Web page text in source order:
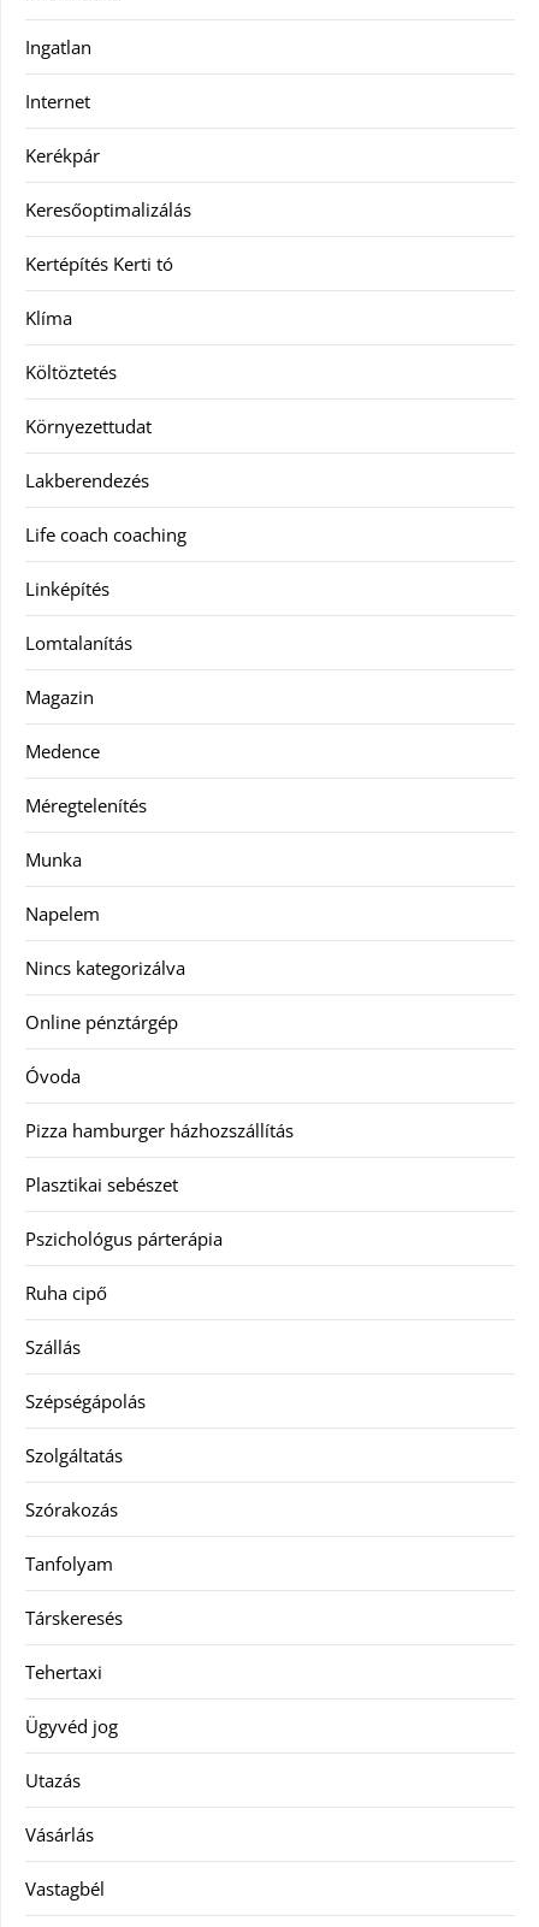
Ingatlan
Internet
Kerékpár
Keresőoptimalizálás
Kertépítés Kerti tó
Klíma
Költöztetés
Környezettudat
Lakberendezés
Life coach coaching
Linképítés
Lomtalanítás
Magazin
Medence
Méregtelenítés
Munka
Napelem
Nincs kategorizálva
Online pénztárgép
Óvoda
Pizza hamburger házhozszállítás
Plasztikai sebészet
Pszichológus párterápia
Ruha cipő
Szállás
Szépségápolás
Szolgáltatás
Szórakozás
Tanfolyam
Társkeresés
Tehertaxi
Ügyvéd jog
Utazás
Vásárlás
Vastagbél